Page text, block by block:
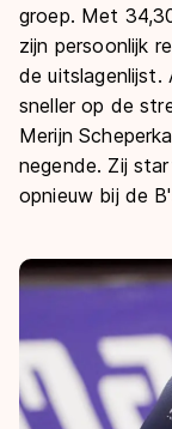
groep. Met
zijn persoonlijk
de uitslagenlijst.
sneller op de
Merijn
negende. Zij
opnieuw bij de